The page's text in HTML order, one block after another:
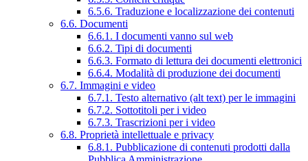
6.5.6. Traduzione e localizzazione dei contenuti
6.6. Documenti
6.6.1. I documenti vanno sul web
6.6.2. Tipi di documenti
6.6.3. Formato di lettura dei documenti elettronici
6.6.4. Modalità di produzione dei documenti
6.7. Immagini e video
6.7.1. Testo alternativo (alt text) per le immagini
6.7.2. Sottotitoli per i video
6.7.3. Trascrizioni per i video
6.8. Proprietà intellettuale e privacy
6.8.1. Pubblicazione di contenuti prodotti dalla